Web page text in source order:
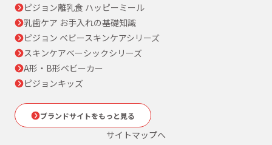
ピジョン離乳食 ハッピーミール
乳歯ケア お手入れの基礎知識
ピジョン ベビースキンケアシリーズ
スキンケアベーシックシリーズ
A形・B形ベビーカー
ピジョンキッズ
ブランドサイトをもっと見る
サイトマップへ